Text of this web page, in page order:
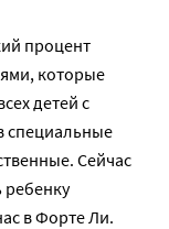
процент
которые
детей с
специальные
Сейчас
в Форте Ли.